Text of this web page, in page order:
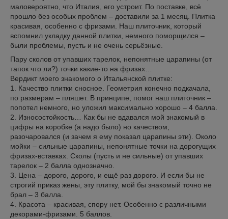
маловероятно, что Италия, его устроит. По поставке, всё
прошло без особых проблем – доставили за 1 месяц. Плитка
красивая, особенно с фризами. Наш плиточник, который
вспомнил укладку данной плитки, немного поморщился –
были проблемы, пусть и не очень серьёзные.
Пару сколов от упавших тарелок, непонятные царапины (от
тапок что ли?) точки какие-то на фризах…
Вердикт моего знакомого о Итальянской плитке:
1. Качество плитки сносное. Геометрия конечно подкачала,
по размерам – пляшет. В принципе, помог наш плиточник –
попотел немного, но уложил максимально хорошо – 4 балла.
2. Износостойкость… Как бы не вдавался мой знакомый в
цифры на коробке (а надо было) но качеством,
разочаровался (и зачем я ему показал царапины эти). Около
мойки – сильные царапины, непонятные точки на дорогущих
фризах-вставках. Сколы (пусть и не сильные) от упавших
тарелок – 2 балла однозначно.
3. Цена – дорого, дорого, и ещё раз дорого. И если бы не
строгий приказ жены, эту плитку, мой бы знакомый точно не
брал – 3 балла.
4. Красота – красивая, спору нет. Особенно с различными
декорами-фризами. 5 баллов.